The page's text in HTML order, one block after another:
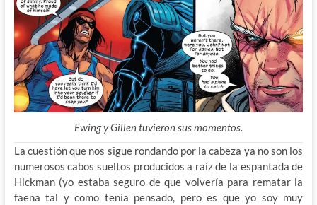
Ewing y Gillen tuvieron sus momentos.
La cuestión que nos sigue rondando por la cabeza ya no son los
numerosos cabos sueltos producidos a raíz de la espantada de
Hickman (yo estaba seguro de que volvería para rematar la
faena tal y como tenía pensado, pero es que yo soy muy